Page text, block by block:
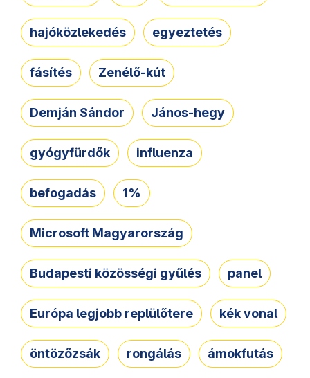
hajóközlekedés egyeztetés
fásítés Zenélő-kút
Demján Sándor János-hegy
gyógyfürdők influenza
befogadás 1%
Microsoft Magyarország
Budapesti közösségi gyűlés panel
Európa legjobb replülőtere kék vonal
öntözőzsák rongálás ámokfutás